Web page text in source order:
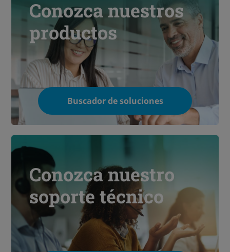
Conozca nuestros
productos
Buscador de soluciones
Conozca nuestro
soporte técnico